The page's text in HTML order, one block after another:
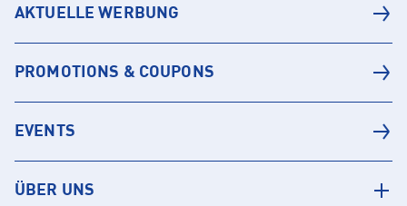
AKTUELLE WERBUNG
PROMOTIONS & COUPONS
EVENTS
ÜBER UNS